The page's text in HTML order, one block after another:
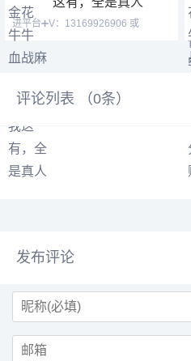
进平台➕V：13169926906 或
评论列表 （0条）
发布评论